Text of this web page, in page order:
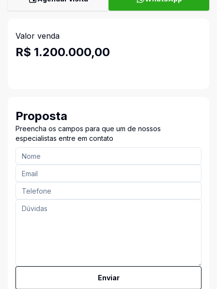
Valor venda
R$ 1.200.000,00
Proposta
Preencha os campos para que um de nossos
especialistas entre em contato
Enviar